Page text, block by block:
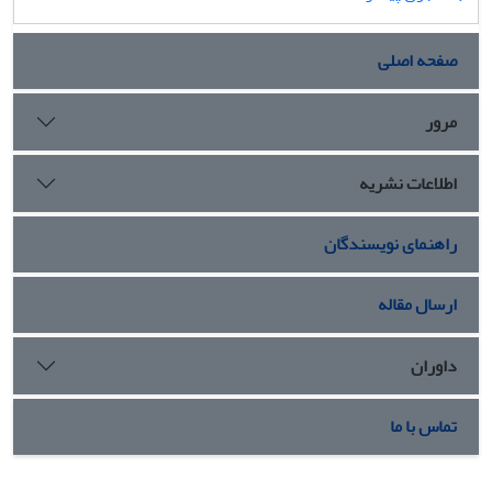
صفحه اصلی
مرور
اطلاعات نشریه
راهنمای نویسندگان
ارسال مقاله
داوران
تماس با ما